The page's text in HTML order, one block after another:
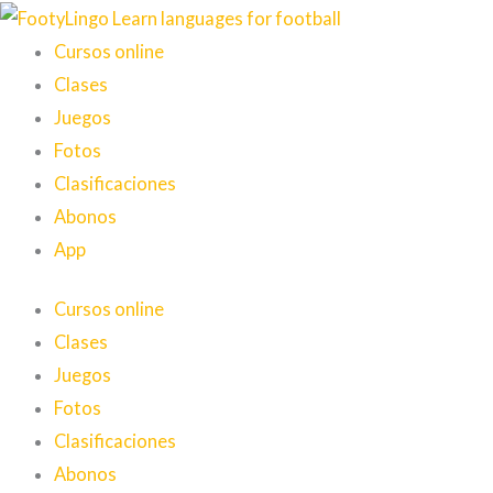
Ir
contenido
Cursos online
Clases
Juegos
Fotos
Clasificaciones
Abonos
App
Cursos online
Clases
Juegos
Fotos
Clasificaciones
Abonos